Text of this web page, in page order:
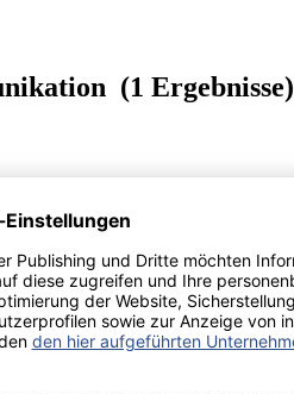
(1 Ergebnisse)